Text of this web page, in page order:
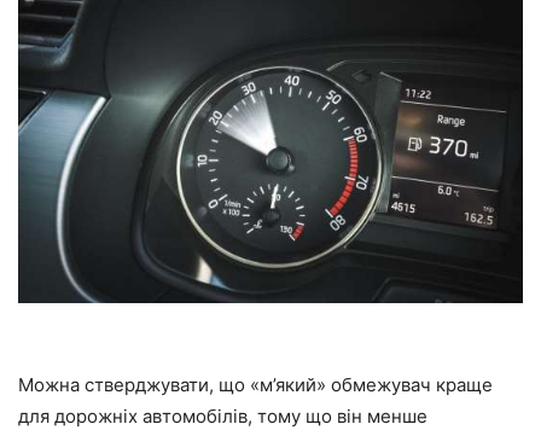
Можна стверджувати, що «м’який» обмежувач краще
для дорожніх автомобілів, тому що він менше